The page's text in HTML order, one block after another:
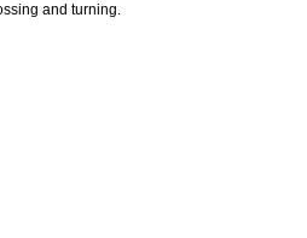
and turning.